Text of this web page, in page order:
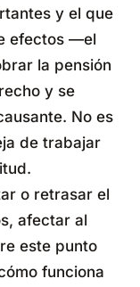
y el que
efectos —el
la pensión
y se
No es
de trabajar
o retrasar el
afectar al
este punto
funciona